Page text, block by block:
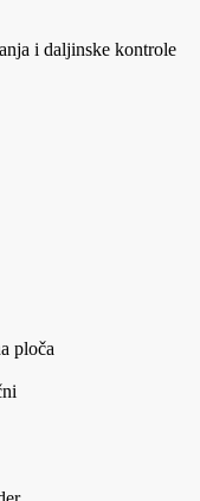
i daljinske kontrole
ploča